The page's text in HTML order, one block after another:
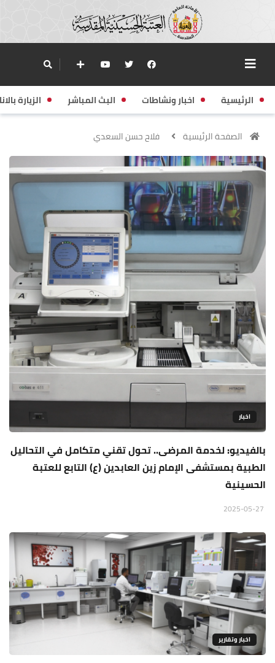
الرئيسية اخبار ونشاطات البث المباشر الزيارة
الصفحة الرئيسية فلاح حسن السعدي
اخبار
بالفيديو: لخدمة المرضى.. تحول تقني متكامل في التحاليل
الطبية بمستشفى الإمام زين العابدين (ع) التابع للعتبة
الحسينية
اخبار وتقارير